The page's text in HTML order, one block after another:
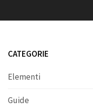
CATEGORIE
Elementi
Guide